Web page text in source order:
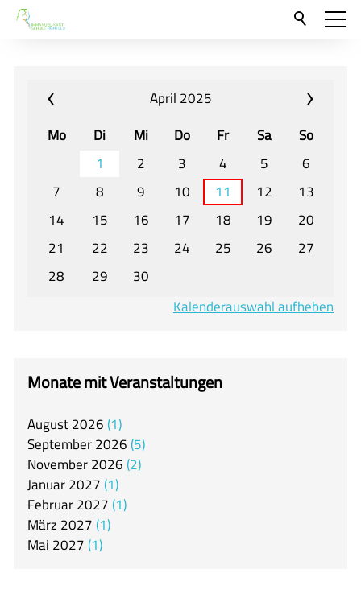
Neu hier?
Für Eltern und Schüler
Willkommen
Veranstaltungen und Termine
Unser Unterricht - Fachcurricula
Unsere Konzepte
Downloads
Unter-, Mittel und Oberstufe
itslearning
Arbeitsgemeinschaften
Mensa
Unsere Schulgemeinschaft
Kontakt
April 2025
Mo
Di Mi Do Fr Sa
So
1
2 3 4 5
6
7
8 9 10 11 12
13
14
15 16 17 18 19
20
21
22 23 24 25 26
27
28
29
30
Kalenderauswahl aufheben
Monate mit Veranstaltungen
August2026 1
September2026 5
November2026 2
Januar2027 1
Februar2027 1
März 2027 1
Mai 2027 1